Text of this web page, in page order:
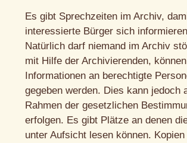
Es gibt Sprechzeiten im Archiv,
interessierte Bürger sich
Natürlich darf niemand im Archiv
mit Hilfe der Archivierenden, können
Informationen an berechtigte
gegeben werden. Dies kann jedoch
Rahmen der gesetzlichen
erfolgen. Es gibt Plätze an denen
unter Aufsicht lesen können.